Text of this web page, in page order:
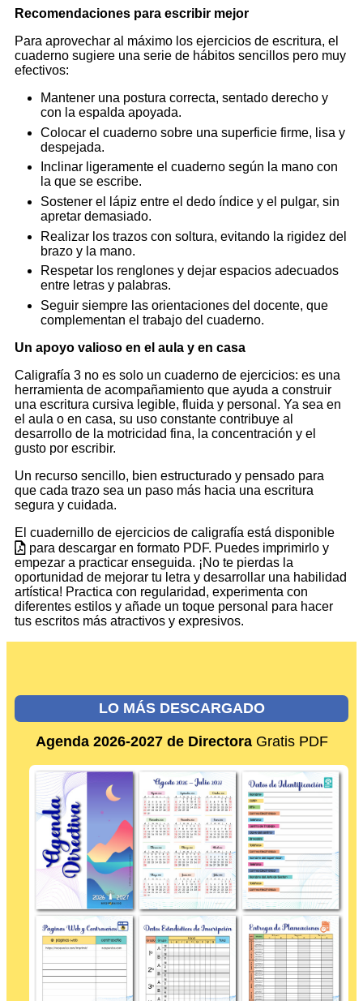
Recomendaciones para escribir mejor
Para aprovechar al máximo los ejercicios de escritura, el
cuaderno sugiere una serie de hábitos sencillos pero muy
efectivos:
Mantener una postura correcta, sentado derecho y
con la espalda apoyada.
Colocar el cuaderno sobre una superficie firme, lisa y
despejada.
Inclinar ligeramente el cuaderno según la mano con
la que se escribe.
Sostener el lápiz entre el dedo índice y el pulgar, sin
apretar demasiado.
Realizar los trazos con soltura, evitando la rigidez del
brazo y la mano.
Respetar los renglones y dejar espacios adecuados
entre letras y palabras.
Seguir siempre las orientaciones del docente, que
complementan el trabajo del cuaderno.
Un apoyo valioso en el aula y en casa
Caligrafía 3 no es solo un cuaderno de ejercicios: es una
herramienta de acompañamiento que ayuda a construir
una escritura cursiva legible, fluida y personal. Ya sea en
el aula o en casa, su uso constante contribuye al
desarrollo de la motricidad fina, la concentración y el
gusto por escribir.
Un recurso sencillo, bien estructurado y pensado para
que cada trazo sea un paso más hacia una escritura
segura y cuidada.
El cuadernillo de ejercicios de caligrafía está disponible
para descargar en formato PDF. Puedes imprimirlo y
empezar a practicar enseguida. ¡No te pierdas la
oportunidad de mejorar tu letra y desarrollar una habilidad
artística! Practica con regularidad, experimenta con
diferentes estilos y añade un toque personal para hacer
tus escritos más atractivos y expresivos.
LO MÁS DESCARGADO
Agenda 2026-2027 de DirectoraGratis PDF